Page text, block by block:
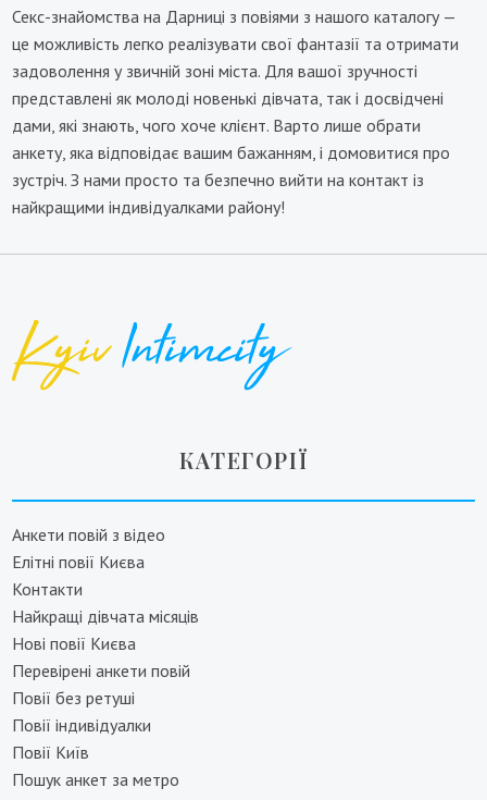
Секс-знайомства на Дарниці з повіями з нашого каталогу —
це можливість легко реалізувати свої фантазії та отримати
задоволення у звичній зоні міста. Для вашої зручності
представлені як молоді новенькі дівчата, так і досвідчені
дами, які знають, чого хоче клієнт. Варто лише обрати
анкету, яка відповідає вашим бажанням, і домовитися про
зустріч. З нами просто та безпечно вийти на контакт із
найкращими індивідуалками району!
КАТЕГОРІЇ
Анкети повій з відео
Елітні повії Києва
Контакти
Найкращі дівчата місяців
Нові повії Києва
Перевірені анкети повій
Повії без ретуші
Повії індивідуалки
Повії Київ
Пошук анкет за метро